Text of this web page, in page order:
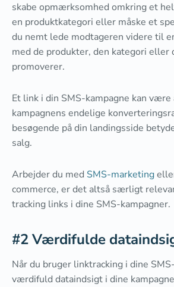
skabe opmærksomhed omkring et
en produktkategori eller måske et
du nemt lede modtageren videre til
med de produkter, den kategori eller
promoverer.
Et link i din SMS-kampagne kan
kampagnens endelige
besøgende på din landingsside
salg.
Arbejder du med SMS-marketing
commerce, er det altså særligt
tracking links i dine SMS-kampagner.
#2 Værdifulde
Når du bruger linktracking i dine
værdifuld dataindsigt i dine